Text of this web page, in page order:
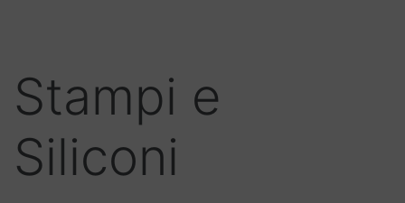
Stampi e
Siliconi